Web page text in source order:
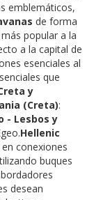
emblemáticos,
de forma
popular a la
a la capital de
esenciales al
que
y
(Creta):
- Lesbos y
Hellenic
conexiones
buques
desean